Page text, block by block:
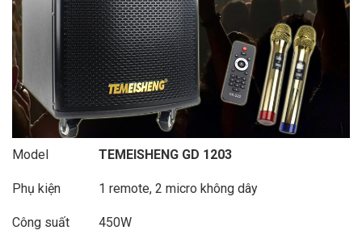
Model TEMEISHENG GD 1203
Phụ kiện 1 remote, 2 micro không dây
Công suất 450W